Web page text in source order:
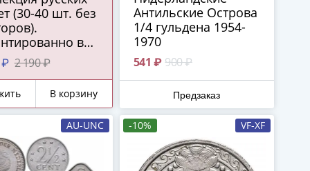
(30-40 шт. без
в
наборе:
СССР 1922-
или
1867-1916
подлинная
копейка
царства!
₽ 2 190 ₽
В корзину
Антильские Острова
1/4 гульдена 1954-
1970
541 ₽ 900 ₽
Предзаказ
AU-UNC -10% VF-XF